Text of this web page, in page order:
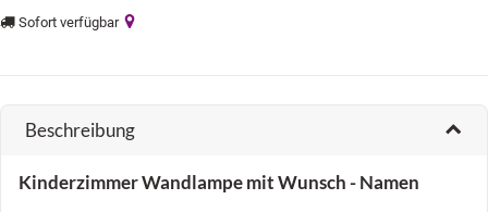
Sofort verfügbar
Beschreibung
Kinderzimmer Wandlampe mit Wunsch - Namen